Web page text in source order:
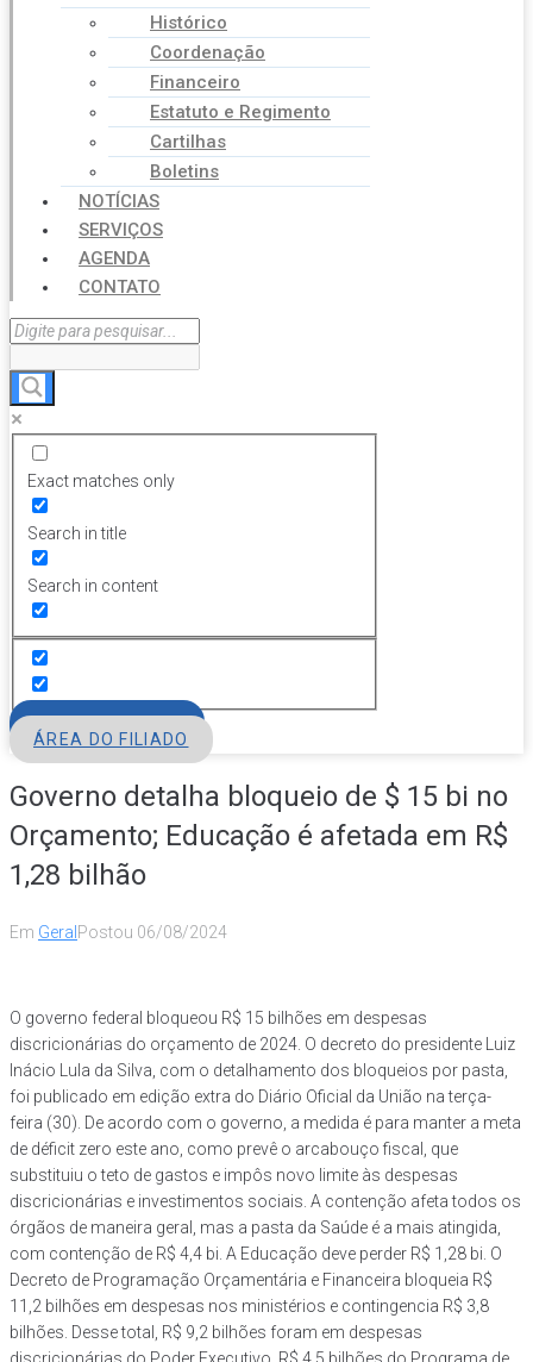
Histórico
Coordenação
Financeiro
Estatuto e Regimento
Cartilhas
Boletins
NOTÍCIAS
SERVIÇOS
AGENDA
CONTATO
Exact matches only
Search in title
Search in content
ÁREA DO FILIADO
Governo detalha bloqueio de $ 15 bi no
Orçamento; Educação é afetada em R$
1,28 bilhão
Em Geral Postou 06/08/2024
O governo federal bloqueou R$ 15 bilhões em despesas
discricionárias do orçamento de 2024. O decreto do presidente Luiz
Inácio Lula da Silva, com o detalhamento dos bloqueios por pasta,
foi publicado em edição extra do Diário Oficial da União na terça-
feira (30). De acordo com o governo, a medida é para manter a meta
de déficit zero este ano, como prevê o arcabouço fiscal, que
substituiu o teto de gastos e impôs novo limite às despesas
discricionárias e investimentos sociais. A contenção afeta todos os
órgãos de maneira geral, mas a pasta da Saúde é a mais atingida,
com contenção de R$ 4,4 bi. A Educação deve perder R$ 1,28 bi. O
Decreto de Programação Orçamentária e Financeira bloqueia R$
11,2 bilhões em despesas nos ministérios e contingencia R$ 3,8
bilhões. Desse total, R$ 9,2 bilhões foram em despesas